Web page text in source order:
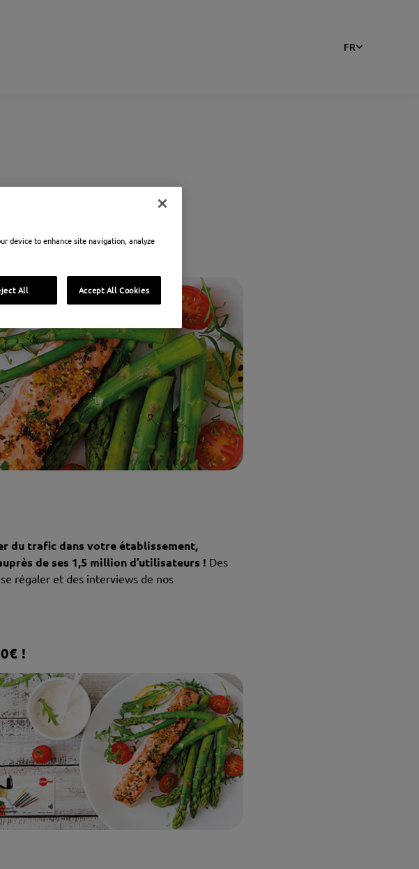
FR
du trafic dans votre établissement,
de ses 1,5 million d’utilisateurs ! Des
régaler et des interviews de nos
!
device to enhance site navigation, analyze
All Accept All Cookies